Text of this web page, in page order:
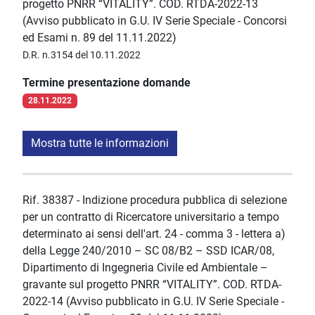
progetto PNRR “VITALITY”. COD. RTDA-2022-13
(Avviso pubblicato in G.U. IV Serie Speciale - Concorsi
ed Esami n. 89 del 11.11.2022)
D.R. n.3154 del 10.11.2022
Termine presentazione domande
28.11.2022
Mostra tutte le informazioni
Rif. 38387 - Indizione procedura pubblica di selezione
per un contratto di Ricercatore universitario a tempo
determinato ai sensi dell'art. 24 - comma 3 - lettera a)
della Legge 240/2010 – SC 08/B2 – SSD ICAR/08,
Dipartimento di Ingegneria Civile ed Ambientale –
gravante sul progetto PNRR “VITALITY”. COD. RTDA-
2022-14 (Avviso pubblicato in G.U. IV Serie Speciale -